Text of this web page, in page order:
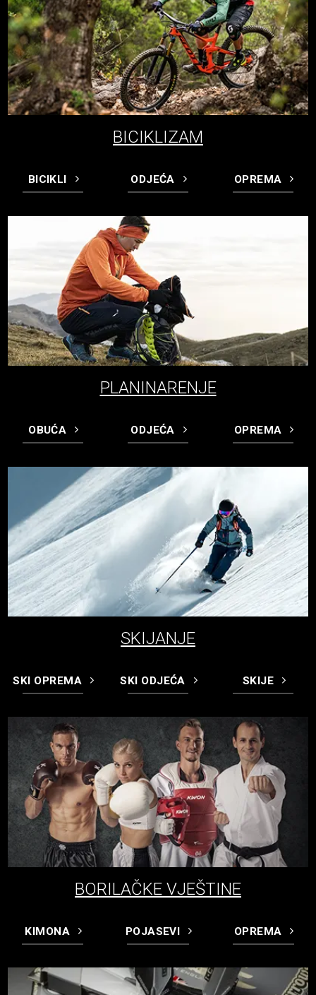
BICIKLIZAM
BICIKLI ODJEĆA OPREMA
PLANINARENJE
OBUĆA ODJEĆA OPREMA
SKIJANJE
SKI OPREMA SKI ODJEĆA SKIJE
BORILAČKE VJEŠTINE
KIMONA POJASEVI OPREMA